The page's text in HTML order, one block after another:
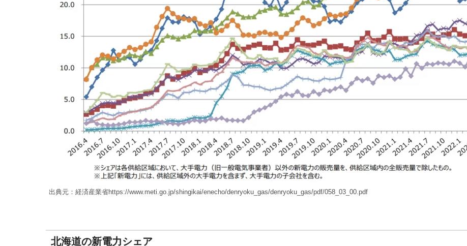
出典元：経済産業省https://www.meti.go.jp/shingikai/enecho/denryoku_gas/denryoku_gas/pdf/058_03_00.pdf
北海道の新電力シェア